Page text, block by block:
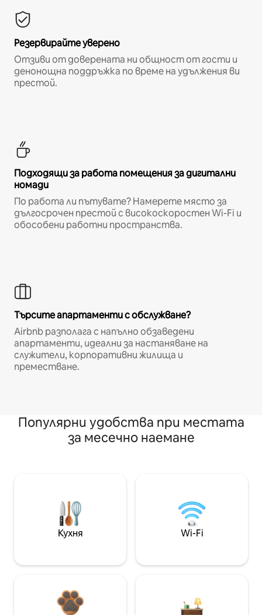
Резервирайте уверено
Отзиви от доверената ни общност от гости и
денонощна поддръжка по време на удължения ви
престой.
Подходящи за работа помещения за дигитални
номади
По работа ли пътувате? Намерете място за
дългосрочен престой с високоскоростен Wi-Fi и
обособени работни пространства.
Търсите апартаменти с обслужване?
Airbnb разполага с напълно обзаведени
апартаменти, идеални за настаняване на
служители, корпоративни жилища и
преместване.
Популярни удобства при местата
за месечно наемане
Кухня Wi-Fi